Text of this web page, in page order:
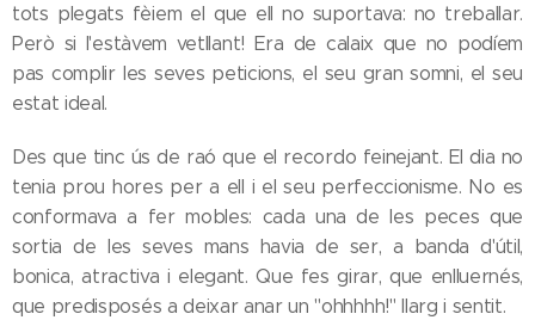
tots plegats fèiem el que ell no suportava: no treballar.
Però si l'estàvem vetllant! Era de calaix que no podíem
pas complir les seves peticions, el seu gran somni, el seu
estat ideal.
Des que tinc ús de raó que el recordo feinejant. El dia no
tenia prou hores per a ell i el seu perfeccionisme. No es
conformava a fer mobles: cada una de les peces que
sortia de les seves mans havia de ser, a banda d'útil,
bonica, atractiva i elegant. Que fes girar, que enlluernés,
que predisposés a deixar anar un "ohhhhh!" llarg i sentit.